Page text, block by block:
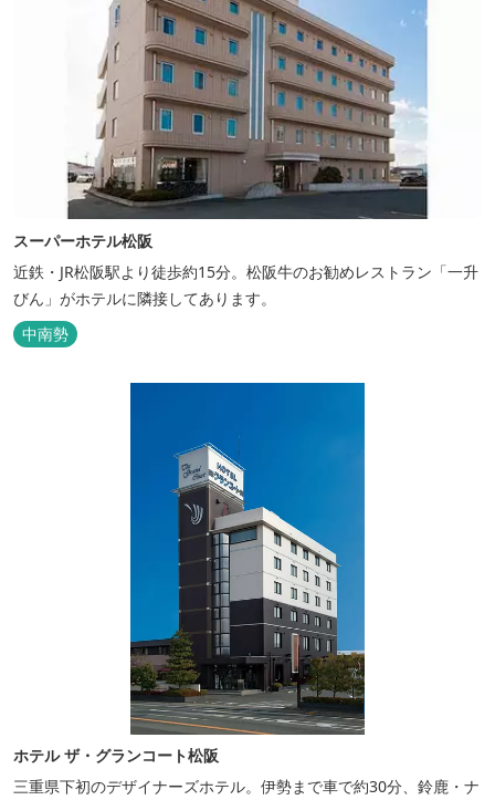
スーパーホテル松阪
近鉄・JR松阪駅より徒歩約15分。松阪牛のお勧めレストラン「一升
びん」がホテルに隣接してあります。
中南勢
ホテル ザ・グランコート松阪
三重県下初のデザイナーズホテル。伊勢まで車で約30分、鈴鹿・ナ